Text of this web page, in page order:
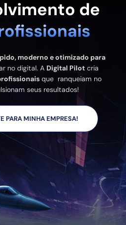
de
moderno e otimizado para
no digital. A Digital Pilotcria
que ranqueiam no
seus resultados!
PARA MINHA EMPRESA!